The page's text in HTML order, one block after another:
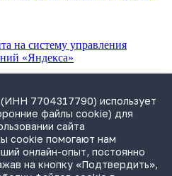
на систему управления
«Яндекса»
иски российской «дочки»
конкуренции в СРО
7704317790) использует
файлы cookie) для
сайта
cookie помогают нам
онлайн-опыт, постоянно
на кнопку «Подтвердить»,